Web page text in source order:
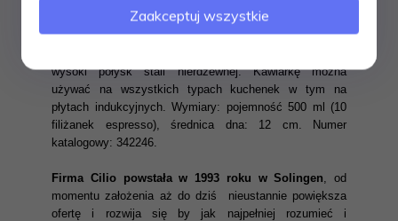
Kawiarka ciśnieniowa AIDA niemieckiej marki CILIO
to doskonała jakość wykonania i nowoczesne
wysoki połysk stali nierdzewnej. Kawiarkę można
używać na wszystkich typach kuchenek w tym na
płytach indukcyjnych. Wymiary: pojemność 500 ml (10
filiżanek espresso), średnica dna: 12 cm. Numer
katalogowy: 342246.
Firma Cilio powstała w 1993 roku w Solingen, od
momentu założenia aż do dziś nieustannie powiększa
ofertę i rozwija się by jak najpełniej rozumieć i
Zaakceptuj wszystkie